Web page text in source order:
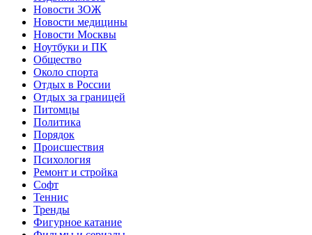
Новости ЗОЖ
Новости медицины
Новости Москвы
Ноутбуки и ПК
Общество
Около спорта
Отдых в России
Отдых за границей
Питомцы
Политика
Порядок
Происшествия
Психология
Ремонт и стройка
Софт
Теннис
Тренды
Фигурное катание